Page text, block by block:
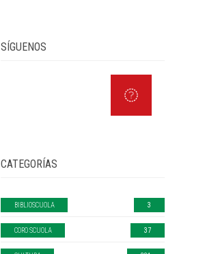
SÍGUENOS
CATEGORÍAS
BIBLIOSCUOLA 3
CORO SCUOLA 37